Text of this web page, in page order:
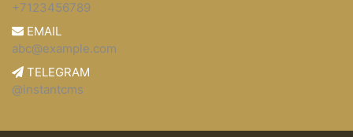
+7123456789
EMAIL
abc@example.com
TELEGRAM
@instantcms